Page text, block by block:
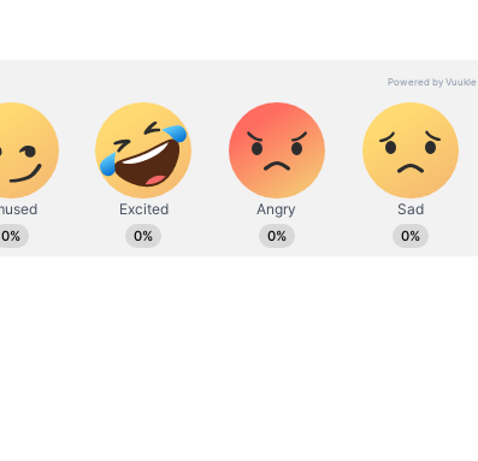
ಶ್ರೀಮಂತ ಪಾಟೀಲ್‌ಗೆ ರಾಜು ಕಾಗೆ ಟಾಂಗ್
ಪಿ.ಕೆ ಗ್ರಾಮದಲ್ಲಿ ನಡೆದ ದಸರಾ ಕಾರ್ಯಕ್ರಮ ರಸಮಂಜರಿ
ಕಾಗೆ, ಚಂದದ ನರ್ಸ್ ಗಳು ಅಜ್ಚಾ ಅಂದಾಗೆಲ್ಲ ತ್ರಾಸ್ ಆಗ್ತಾದ.
ನ್ಯೂಸ್ ಮಾನಿಟರಿಂಗ್ ಆಗಿ ಹಲವು ವರ್ಷಗಳ ಸೇವೆ,
ರಾಯಚೂರು ಜಿಲ್ಲೆಯ ಜಾನೇಕಲ್ ಗ್ರಾಮದವರಾದ ಇವರು ಓದು,